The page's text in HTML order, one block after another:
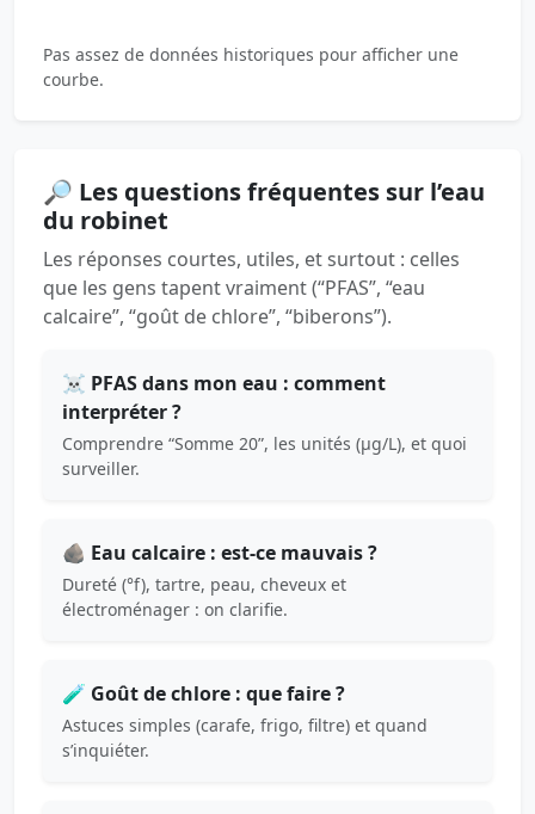
Pas assez de données historiques pour afficher une
courbe.
🔎 Les questions fréquentes sur l’eau
du robinet
Les réponses courtes, utiles, et surtout : celles
que les gens tapent vraiment (“PFAS”, “eau
calcaire”, “goût de chlore”, “biberons”).
☠️ PFAS dans mon eau : comment
interpréter ?
Comprendre “Somme 20”, les unités (µg/L), et quoi
surveiller.
🪨 Eau calcaire : est-ce mauvais ?
Dureté (°f), tartre, peau, cheveux et
électroménager : on clarifie.
🧪 Goût de chlore : que faire ?
Astuces simples (carafe, frigo, filtre) et quand
s’inquiéter.